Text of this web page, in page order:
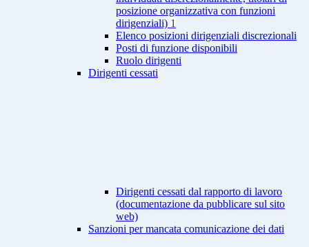
posizione organizzativa con funzioni
dirigenziali) 1
Elenco posizioni dirigenziali discrezionali
Posti di funzione disponibili
Ruolo dirigenti
Dirigenti cessati
Dirigenti cessati dal rapporto di lavoro
(documentazione da pubblicare sul sito
web)
Sanzioni per mancata comunicazione dei dati